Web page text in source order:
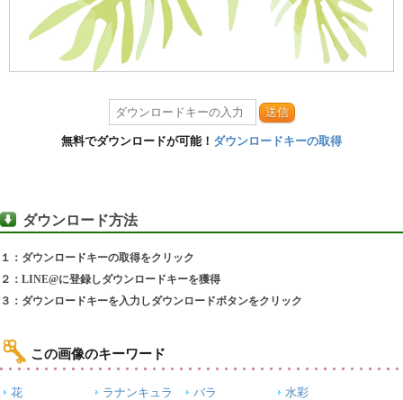
送信
無料でダウンロードが可能！ ダウンロードキーの取得
ダウンロード方法
１：ダウンロードキーの取得をクリック
２：LINE@に登録しダウンロードキーを獲得
３：ダウンロードキーを入力しダウンロードボタンをクリック
この画像のキーワード
花
ラナンキュラ
バラ 水彩